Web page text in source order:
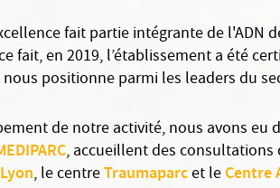
fait partie intégrante de l'ADN
fait, en 2019, l’établissement a été
positionne parmi les leaders du
de notre activité, nous avons
, accueillent des consultations
, le centreTraumaparcet leCentre